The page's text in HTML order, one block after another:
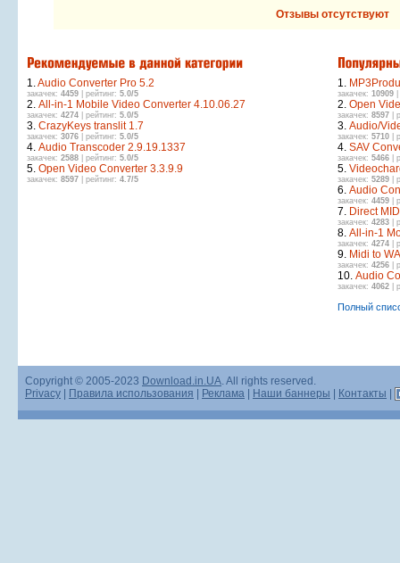
Отзывы отсутствуют
1.Audio Converter Pro 5.2
закачек: 4459 | рейтинг: 5.0/5
2. All-in-1 Mobile Video Converter 4.10.06.27
закачек: 4274 | рейтинг: 5.0/5
3. CrazyKeys translit 1.7
закачек: 3076 | рейтинг: 5.0/5
4. Audio Transcoder 2.9.19.1337
закачек: 2588 | рейтинг: 5.0/5
5. Open Video Converter 3.3.9.9
закачек: 8597 | рейтинг: 4.7/5
1.
закачек: 10909
2. Open
закачек: 8597 |
3. Audio/
закачек: 5710 |
4. SAV
закачек: 5466 |
5.
закачек: 5289 |
6. Audio
закачек: 4459 |
7. Direct
закачек: 4283 |
8. All-in-1
закачек: 4274 |
9. Midi to
закачек: 4256 |
10. Audio
закачек: 4062 |
Полный
Copyright © 2005-2023 Download.in.UA. All rights reserved.
Privacy
Правила использования Реклама Наши баннеры Контакты